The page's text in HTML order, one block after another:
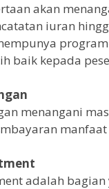
akan
iuran
baik kepada
menangani
adalah